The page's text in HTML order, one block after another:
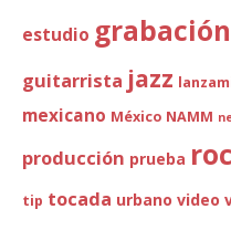
estudio grabación
guitarrista jazz
mexicano México NAMM
producción prueba
tip tocada urbano video